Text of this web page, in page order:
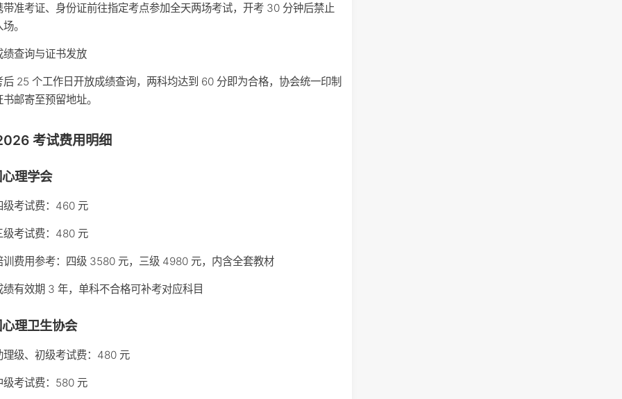
带准考证、身份证前往指定考点参加全天两场考试，开考 30 分钟后禁止
。
绩查询与证书发放
后 25 个工作日开放成绩查询，两科均达到 60 分即为合格，协会统一印制
书邮寄至预留地址。
考试费用明细
理学会
级考试费：460 元
级考试费：480 元
训费用参考：四级 3580 元，三级 4980 元，内含全套教材
绩有效期 3 年，单科不合格可补考对应科目
理卫生协会
理级、初级考试费：480 元
级考试费：580 元